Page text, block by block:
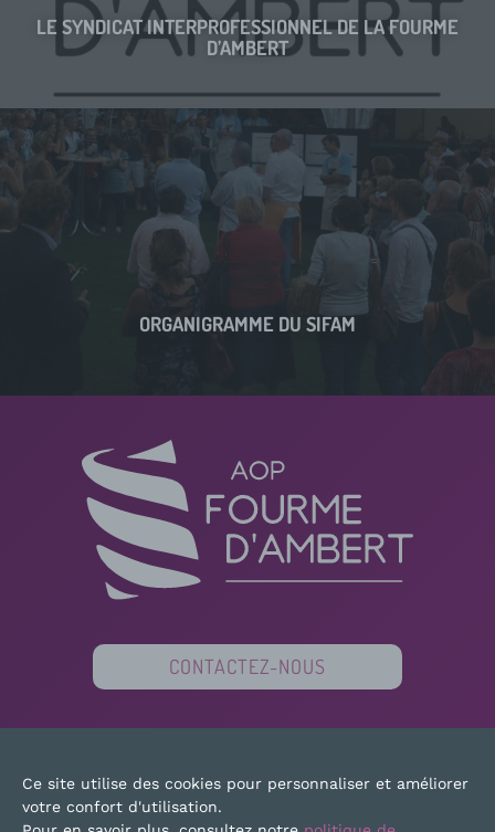
LE SYNDICAT INTERPROFESSIONNEL DE LA FOURME
D’AMBERT
ORGANIGRAMME DU SIFAM
CONTACTEZ-NOUS
PLAN DU SITE MENTIONS LÉGALES
Ce site utilise des cookies pour personnaliser et améliorer
votre confort d'utilisation.